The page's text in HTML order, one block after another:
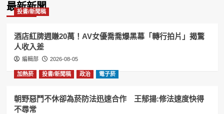
最新新聞
投書/新聞稿
酒店紅牌週賺20萬！AV女優喬喬爆黑幕「轉行拍片」揭驚
人收入差
編輯部 2026-08-05
加熱菸 投書/新聞稿 政治 電子菸
朝野惡鬥不休卻為菸防法迅速合作 王郁揚:修法速度快得
不尋常